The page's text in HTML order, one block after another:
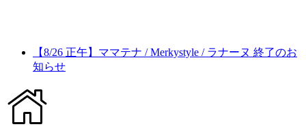
【8/26 正午】ママテナ / Merkystyle / ラナーヌ 終了のお
知らせ